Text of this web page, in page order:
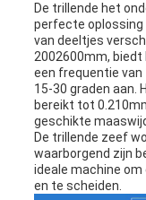
De trillende het
perfecte oplossing
van deeltjes
2002600mm,
een frequentie
15-30 graden aan.
bereikt tot
geschikte
De trillende zeef
waarborgend zijn
ideale machine
en te scheiden.